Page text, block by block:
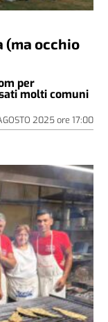
(ma occhio
per
molti comuni
2025ore 17:00